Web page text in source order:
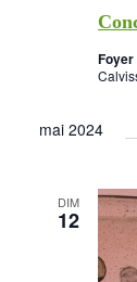
mai 2024
DIM
12
Cyclone
détresse
campagne de
https://